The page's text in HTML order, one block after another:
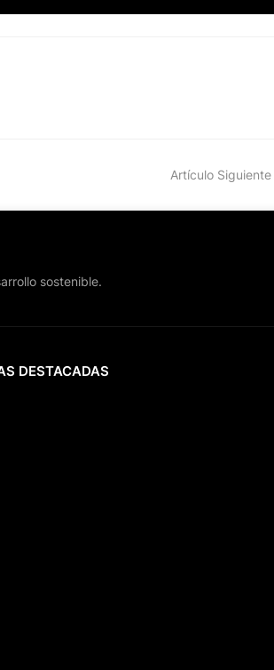
Artículo Siguiente
sostenible.
DESTACADAS